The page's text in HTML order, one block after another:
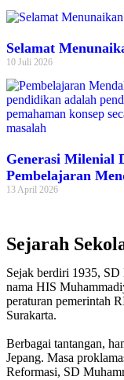
Selamat
10 Juli 2026
Generasi Milenial
Pembelajaran
13 April 2026
Sejarah
Sejak berdiri 1935, SD
nama HIS
peraturan pemerintah
Surakarta.
Berbagai tantangan,
Jepang. Masa
Reformasi, SD